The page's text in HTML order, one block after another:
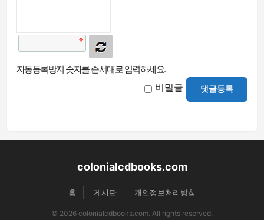
자동등록방지 숫자를 순서대로 입력하세요.
비밀글 댓글등록
colonialcdbooks.com
홈 게시판 개인정보처리방침
© 2026 colonialcdbooks.com. All rights reserved.